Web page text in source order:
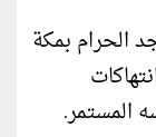
الحرام بمكة
المستمر.